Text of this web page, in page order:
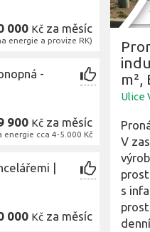
000 Kč za měsíc
energie a provize RK)
-
900 Kč za měsíc
energie cca 4-5.000 Kč
|
000 Kč za měsíc
Ulice
V
s